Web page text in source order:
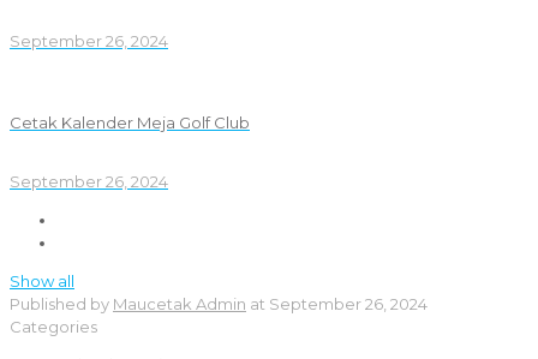
September 26, 2024
Cetak Kalender Meja Golf Club
September 26, 2024
Show all
Published by Maucetak Admin at September 26, 2024
Categories